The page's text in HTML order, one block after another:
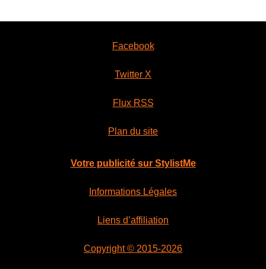
Facebook
Twitter X
Flux RSS
Plan du site
Votre publicité sur StylistMe
Informations Légales
Liens d’affiliation
Copyright © 2015-2026